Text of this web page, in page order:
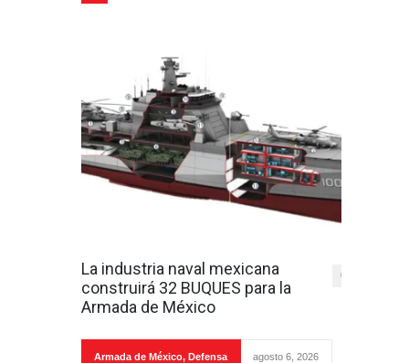
La industria naval mexicana
construirá 32 BUQUES para la
Armada de México
0
Armada de México, Defensa agosto 6, 2026